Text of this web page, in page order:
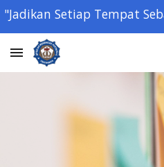
Skip to main content